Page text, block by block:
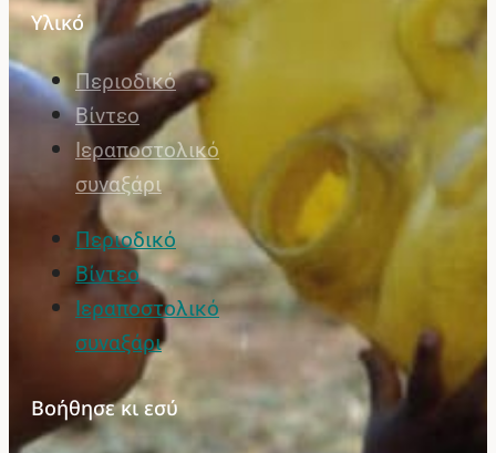
Υλικό
Περιοδικό
Βίντεο
Ιεραποστολικό
συναξάρι
Περιοδικό
Βίντεο
Ιεραποστολικό
συναξάρι
Βοήθησε κι εσύ